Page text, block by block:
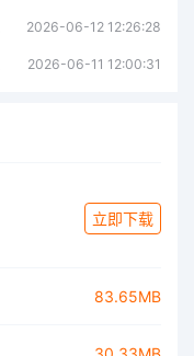
2026-06-12 12:26:28
2026-06-11 12:00:31
立即下载
83.65MB